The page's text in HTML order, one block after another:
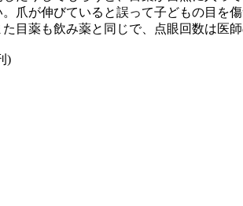
爪が伸びていると誤って子どもの目を
目薬も飲み薬と同じで、点眼回数は医
)